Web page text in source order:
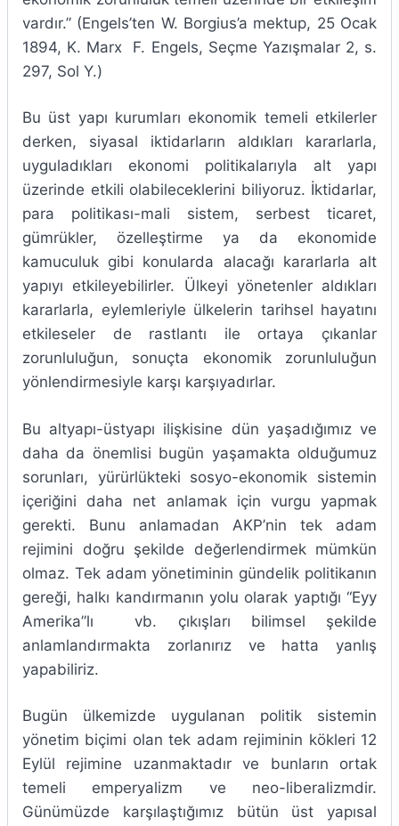
vardır.” (Engels’ten W. Borgius’a mektup, 25 Ocak
1894, K. Marx F. Engels, Seçme Yazışmalar 2, s.
297, Sol Y.)
Bu üst yapı kurumları ekonomik temeli etkilerler
derken, siyasal iktidarların aldıkları kararlarla,
uyguladıkları ekonomi politikalarıyla alt yapı
üzerinde etkili olabileceklerini biliyoruz. İktidarlar,
para politikası-mali sistem, serbest ticaret,
gümrükler, özelleştirme ya da ekonomide
kamuculuk gibi konularda alacağı kararlarla alt
yapıyı etkileyebilirler. Ülkeyi yönetenler aldıkları
kararlarla, eylemleriyle ülkelerin tarihsel hayatını
etkileseler de rastlantı ile ortaya çıkanlar
zorunluluğun, sonuçta ekonomik zorunluluğun
yönlendirmesiyle karşı karşıyadırlar.
Bu altyapı-üstyapı ilişkisine dün yaşadığımız ve
daha da önemlisi bugün yaşamakta olduğumuz
sorunları, yürürlükteki sosyo-ekonomik sistemin
içeriğini daha net anlamak için vurgu yapmak
gerekti. Bunu anlamadan AKP’nin tek adam
rejimini doğru şekilde değerlendirmek mümkün
olmaz. Tek adam yönetiminin gündelik politikanın
gereği, halkı kandırmanın yolu olarak yaptığı “Eyy
Amerika”lı vb. çıkışları bilimsel şekilde
anlamlandırmakta zorlanırız ve hatta yanlış
yapabiliriz.
Bugün ülkemizde uygulanan politik sistemin
yönetim biçimi olan tek adam rejiminin kökleri 12
Eylül rejimine uzanmaktadır ve bunların ortak
temeli emperyalizm ve neo-liberalizmdir.
Günümüzde karşılaştığımız bütün üst yapısal